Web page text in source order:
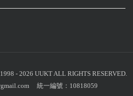
- 2026 UUKT ALL RIGHTS RESERVED.
統一編號：10818059